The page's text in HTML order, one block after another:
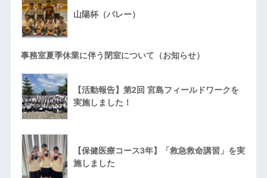
山陽杯（バレー）
事務室夏季休業に伴う閉室について（お知らせ）
【活動報告】第2回 宮島フィールドワークを
実施しました！
【保健医療コース3年】「救急救命講習」を実
施しました